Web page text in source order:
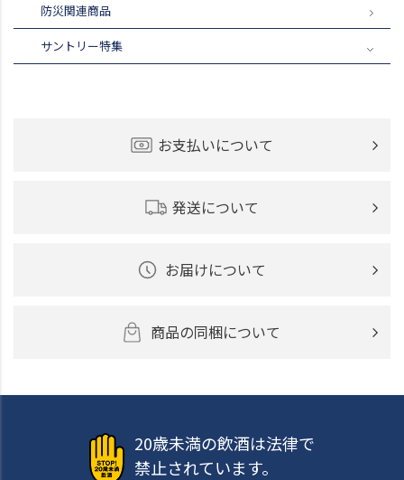
防災関連商品
サントリー特集
お支払いについて
発送について
お届けについて
商品の同梱について
20歳未満の飲酒は法律で
禁止されています。